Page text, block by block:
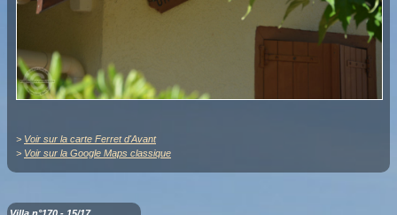
> Voir sur la carte Ferret d'Avant
> Voir sur la Google Maps classique